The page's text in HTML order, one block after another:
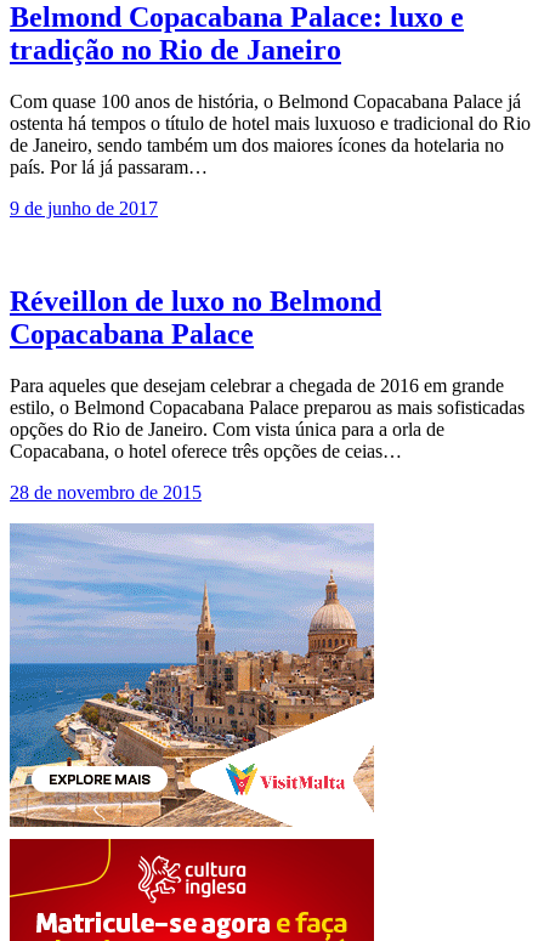
Belmond Copacabana Palace: luxo e
tradição no Rio de Janeiro
Com quase 100 anos de história, o Belmond Copacabana Palace já
ostenta há tempos o título de hotel mais luxuoso e tradicional do Rio
de Janeiro, sendo também um dos maiores ícones da hotelaria no
país. Por lá já passaram…
9 de junho de 2017
Réveillon de luxo no Belmond
Copacabana Palace
Para aqueles que desejam celebrar a chegada de 2016 em grande
estilo, o Belmond Copacabana Palace preparou as mais sofisticadas
opções do Rio de Janeiro. Com vista única para a orla de
Copacabana, o hotel oferece três opções de ceias…
28 de novembro de 2015